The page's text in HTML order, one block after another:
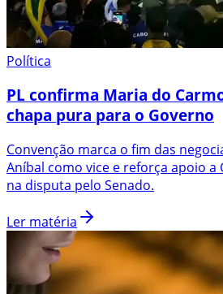
Política
PL confirma Maria do
chapa pura para o Governo
Convenção marca o fim das
Aníbal como vice e reforça apoio a
na disputa pelo Senado.
Ler matéria